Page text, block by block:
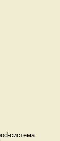
система